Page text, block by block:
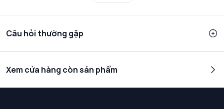
Câu hỏi thường gặp
Xem cửa hàng còn sản phẩm